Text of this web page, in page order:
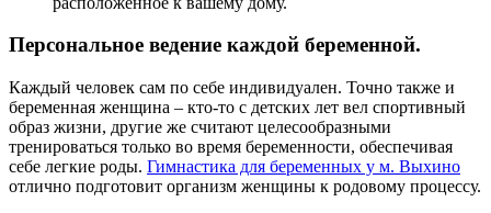
Персональное ведение каждой беременной.
Каждый человек сам по себе индивидуален. Точно также и
беременная женщина – кто-то с детских лет вел спортивный
образ жизни, другие же считают целесообразными
тренироваться только во время беременности, обеспечивая
себе легкие роды. Гимнастика для беременных у м. Выхино
отлично подготовит организм женщины к родовому процессу.